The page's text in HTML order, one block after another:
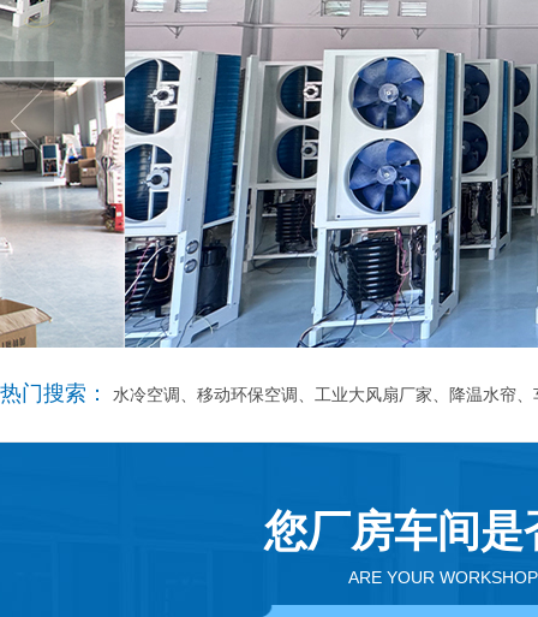
热门搜索： 水冷空调、移动环保空调、工业大风扇厂家、降温水帘
您厂房车间
ARE YOUR